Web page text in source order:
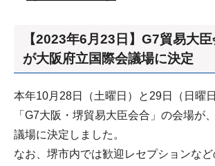
【2023年6月23日】G7貿易大
が大阪府立国際会議場に決定
本年10月28日（土曜日）と29日（日曜
「G7大阪・堺貿易大臣会合」の会場が
議場に決定しました。
なお、堺市内では歓迎レセプションな